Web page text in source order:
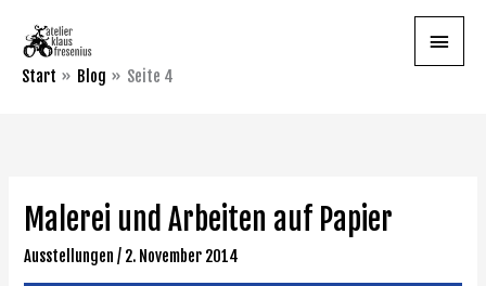
Inhalt
springen
Start Blog Seite 4
Malerei und Arbeiten auf Papier
Ausstellungen / 2. November 2014
Malerei
Arbeiten